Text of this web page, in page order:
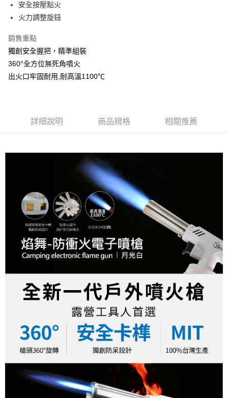
AFTEE先享後付
【關於「AFTEE先享後付」】
AFTEE先享後付是「在收到商品之後才付款」的支付方式。 讓您購物簡單
便利好安心！
１．簡單：不需註冊會員、不需綁卡、不需儲值。
２．便利：只要手機號碼，簡訊認證，即可結帳。
結帳頁面，進行簡訊認證並確認金額後，即可完成結帳。
※ 請注意：結帳手續完成當下不需立刻繳費，但若您需要取消訂單，請聯絡
購買商品的店家。未經商家同意取消之訂單仍視為有效，需透過AFTEE先享
※ 交易是否成功請以「AFTEE先享後付 」之結帳頁面顯示為準，若有關於
是否繳費成功／繳費後需取消欲退款等相關疑問，請聯繫「AFTEE先享後付
客戶支援中心」https://netprotections.freshdesk.com/support/home
【注意事項】
１．透過由恩沛科技股份有限公司提供之「AFTEE先享後付」服務完成之交
易，需依本服務之必要範圍內提供個人資料，並將交易相關給付款項請求債
權轉讓予恩沛科技股份有限公司。
２．關於個人資料處理事宜，請瀏覽以下網址：
３．未成年的使用者請事先徵得法定代理人或監護人之同意方可使用
「AFTEE先享後付」，若未經同意申辦者引起之損失，本公司不負相關責
時審查核予不同之上限額度；若仍有額度不足之情形，本公司將視審查結果
請求用戶進行身份認證。
５．嚴禁一人註冊多個帳號或使用他人資訊註冊。若發現惡意使用之情形，
恩沛科技股份有限公司將有權停止該用戶之使用額度並採取法律行動。
ATM付款
日本/香港/馬來西亞/越南/空運 查看運費
安全按壓點火
火力調整旋鈕
銷售重點
獨創安全握把，精準組裝
360°全方位無死角噴火
出火口牢固耐用,耐高溫1100℃
詳細說明 商品規格 相關推薦